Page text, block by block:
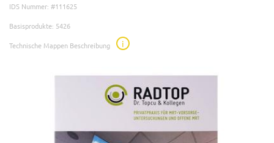
IDS Nummer: #111625
Basisprodukte: 5426
Technische Mappen Beschreibung
i